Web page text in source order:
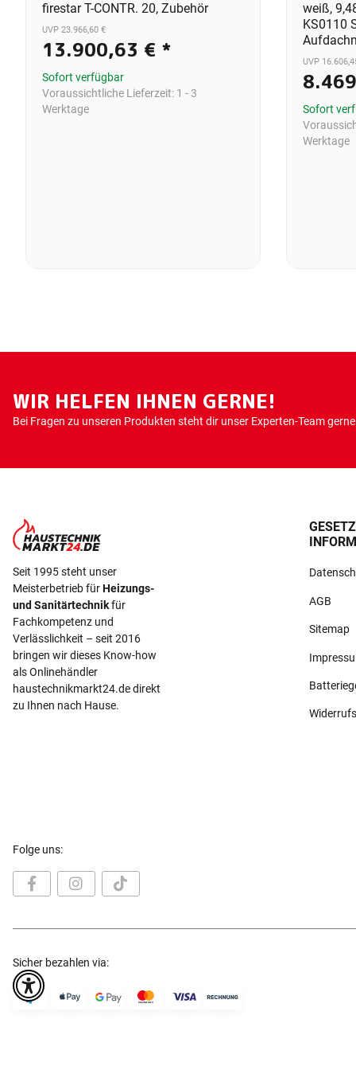
firestar T-CONTR. 20, Zubehör
UVP 23.966,60 €
13.900,63 € *
Sofort verfügbar
Voraussichtliche Lieferzeit: 1 - 3
Werktage
weiß,
KS0110
UVP
Sofort
Werktage
WIR HELFEN IHNEN GERNE!
Bei Fragen zu unseren Produkten steht dir unser Experten-Team
Seit 1995 steht unser
Meisterbetrieb fürHeizungs-
und Sanitärtechnikfür
Fachkompetenz und
Verlässlichkeit – seit 2016
bringen wir dieses Know-how
als Onlinehändler
haustechnikmarkt24.de direkt
zu Ihnen nach Hause.
AGB
Sitemap
Folge uns:
Sicher bezahlen via: